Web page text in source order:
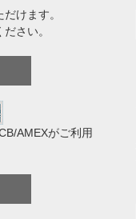
けます。
さい。
AMEXがご利用